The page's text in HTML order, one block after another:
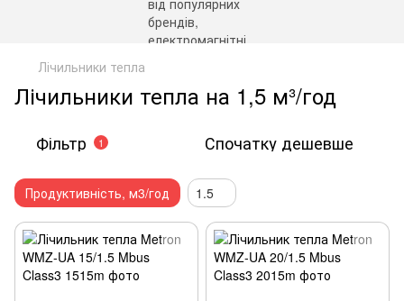
Лічильники тепла
Лічильники тепла на 1,5 м³/год
Фільтр 1 Спочатку дешевше
Продуктивність, м3/год 1.5